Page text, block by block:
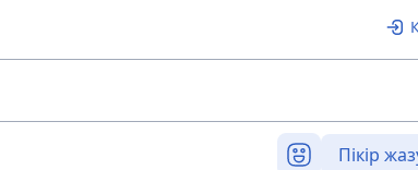
Пікір